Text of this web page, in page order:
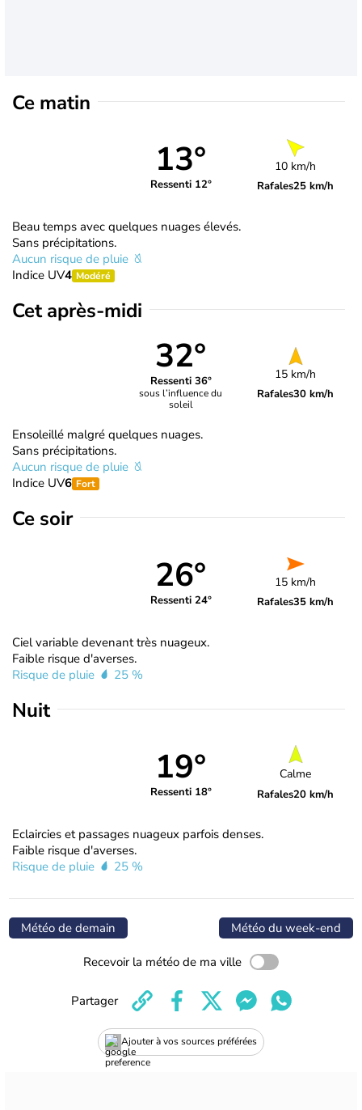
Ce matin
13°
Ressenti 12°
10 km/h
Rafales25 km/h
Beau temps avec quelques nuages élevés.
Sans précipitations.
Aucun risque de pluie
Indice UV4 Modéré
Cet après-midi
32°
Ressenti 36°
sous l’influence du
soleil
15 km/h
Rafales30 km/h
Ensoleillé malgré quelques nuages.
Sans précipitations.
Aucun risque de pluie
Indice UV6 Fort
Ce soir
26°
Ressenti 24°
15 km/h
Rafales35 km/h
Ciel variable devenant très nuageux.
Faible risque d'averses.
Risque de pluie
25 %
Nuit
19°
Ressenti 18°
Calme
Rafales20 km/h
Eclaircies et passages nuageux parfois denses.
Faible risque d'averses.
Risque de pluie
25 %
Météo de demain Météo du week-end
Recevoir la météo de ma ville
Ajouter à vos sources préférées
Partager